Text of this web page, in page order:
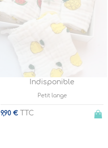
Indisponible
Petit lange
9,90 € TTC